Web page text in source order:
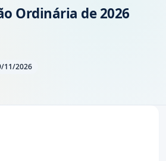
Ordinária de 2026
11/2026